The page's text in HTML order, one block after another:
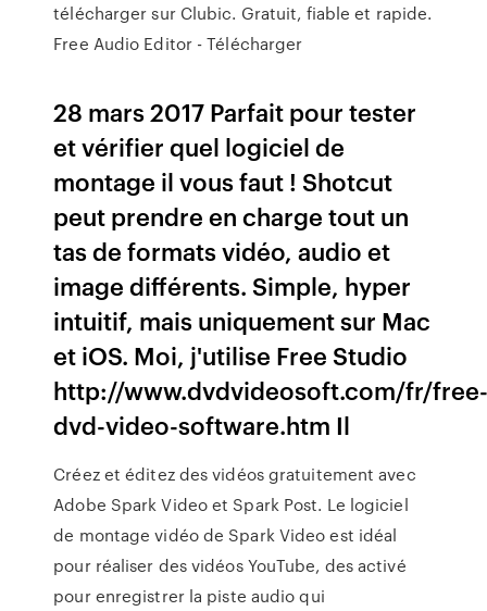
télécharger sur Clubic. Gratuit, fiable et rapide.
Free Audio Editor - Télécharger
28 mars 2017 Parfait pour tester
et vérifier quel logiciel de
montage il vous faut ! Shotcut
peut prendre en charge tout un
tas de formats vidéo, audio et
image différents. Simple, hyper
intuitif, mais uniquement sur Mac
et iOS. Moi, j'utilise Free Studio
http://www.dvdvideosoft.com/fr/
dvd-video-software.htm Il
Créez et éditez des vidéos gratuitement avec
Adobe Spark Video et Spark Post. Le logiciel
de montage vidéo de Spark Video est idéal
pour réaliser des vidéos YouTube, des activé
pour enregistrer la piste audio qui